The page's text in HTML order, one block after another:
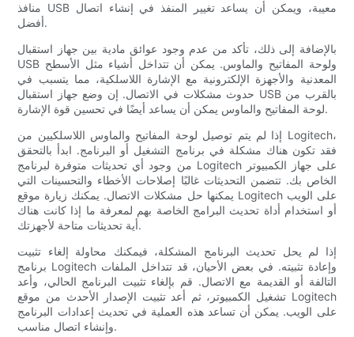
منافذ USB معيبة، ويمكن أن يساعد تغيير المنفذ في إنشاء اتصال
أفضل.
بالإضافة إلى ذلك، تأكد من عدم وجود عوائق مادية بين جهاز استقبال
USB ولوحة المفاتيح والماوس. يمكن أن تتداخل أشياء مثل الأسطح
المعدنية والأجهزة الإلكترونية مع الإشارة اللاسلكية، مما يتسبب في
حدوث مشكلات في الاتصال. إن وضع جهاز استقبال USB بالقرب من
لوحة المفاتيح والماوس يمكن أن يساعد أيضًا في تحسين قوة الإشارة.
إذا لم يتم توصيل لوحة المفاتيح والماوس اللاسلكيين من Logitech،
فقد تكون هناك مشكلة في برنامج التشغيل أو البرنامج. ابدأ بالتحقق
من وجود أي تحديثات متوفرة لبرنامج Logitech على جهاز الكمبيوتر
الخاص بك. تتضمن التحديثات غالبًا إصلاحات الأخطاء والتحسينات التي
يمكنها حل مشكلات الاتصال. يمكنك زيارة موقع Logitech على الويب
أو استخدام أداة تحديث البرامج الخاصة بهم لمعرفة ما إذا كانت هناك
أية تحديثات متاحة لأجهزتك.
إذا لم يحل تحديث البرنامج المشكلة، فيمكنك محاولة إلغاء تثبيت
برنامج Logitech وإعادة تثبيته. في بعض الأحيان، قد تتداخل الملفات
التالفة أو القديمة مع الاتصال. قم بإلغاء تثبيت البرنامج الحالي، وأعد
تشغيل الكمبيوتر، ثم أعد تثبيت الإصدار الأحدث من موقع Logitech
على الويب. يمكن أن تساعد هذه العملية في تحديث إعدادات البرنامج
وإنشاء اتصال مناسب.